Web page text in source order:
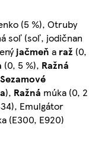
(5 %), Otruby
soľ (soľ, jodičnan
jačmeň a raž (0,
(0, 5 %), Ražná
Sezamové
), Ražná múka (0, 2
Emulgátor
(E300, E920)